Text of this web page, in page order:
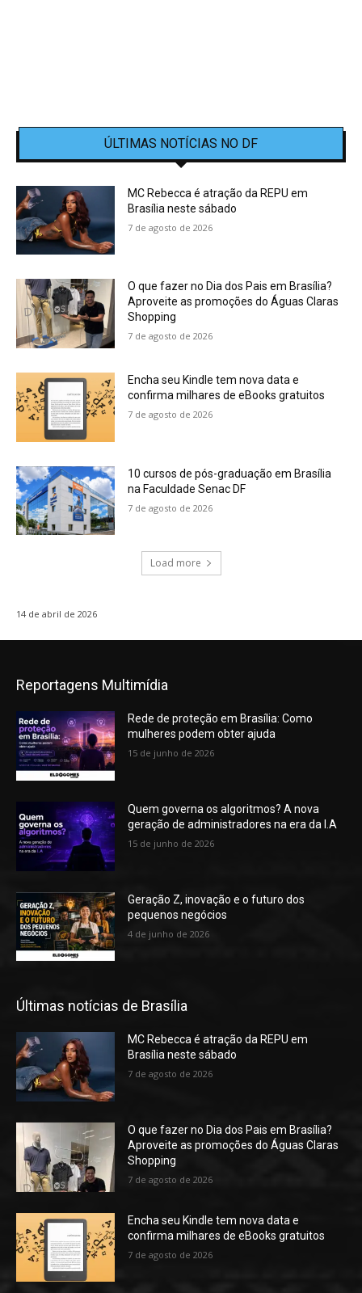
ÚLTIMAS NOTÍCIAS NO DF
MC Rebecca é atração da REPU em
Brasília neste sábado
7 de agosto de 2026
O que fazer no Dia dos Pais em Brasília?
Aproveite as promoções do Águas Claras
Shopping
7 de agosto de 2026
Encha seu Kindle tem nova data e
confirma milhares de eBooks gratuitos
7 de agosto de 2026
10 cursos de pós-graduação em Brasília
na Faculdade Senac DF
7 de agosto de 2026
Load more
14 de abril de 2026
Reportagens Multimídia
Rede de proteção em Brasília: Como
mulheres podem obter ajuda
15 de junho de 2026
Quem governa os algoritmos? A nova
geração de administradores na era da I.A
15 de junho de 2026
Geração Z, inovação e o futuro dos
pequenos negócios
4 de junho de 2026
Últimas notícias de Brasília
MC Rebecca é atração da REPU em
Brasília neste sábado
7 de agosto de 2026
O que fazer no Dia dos Pais em Brasília?
Aproveite as promoções do Águas Claras
Shopping
7 de agosto de 2026
Encha seu Kindle tem nova data e
confirma milhares de eBooks gratuitos
7 de agosto de 2026